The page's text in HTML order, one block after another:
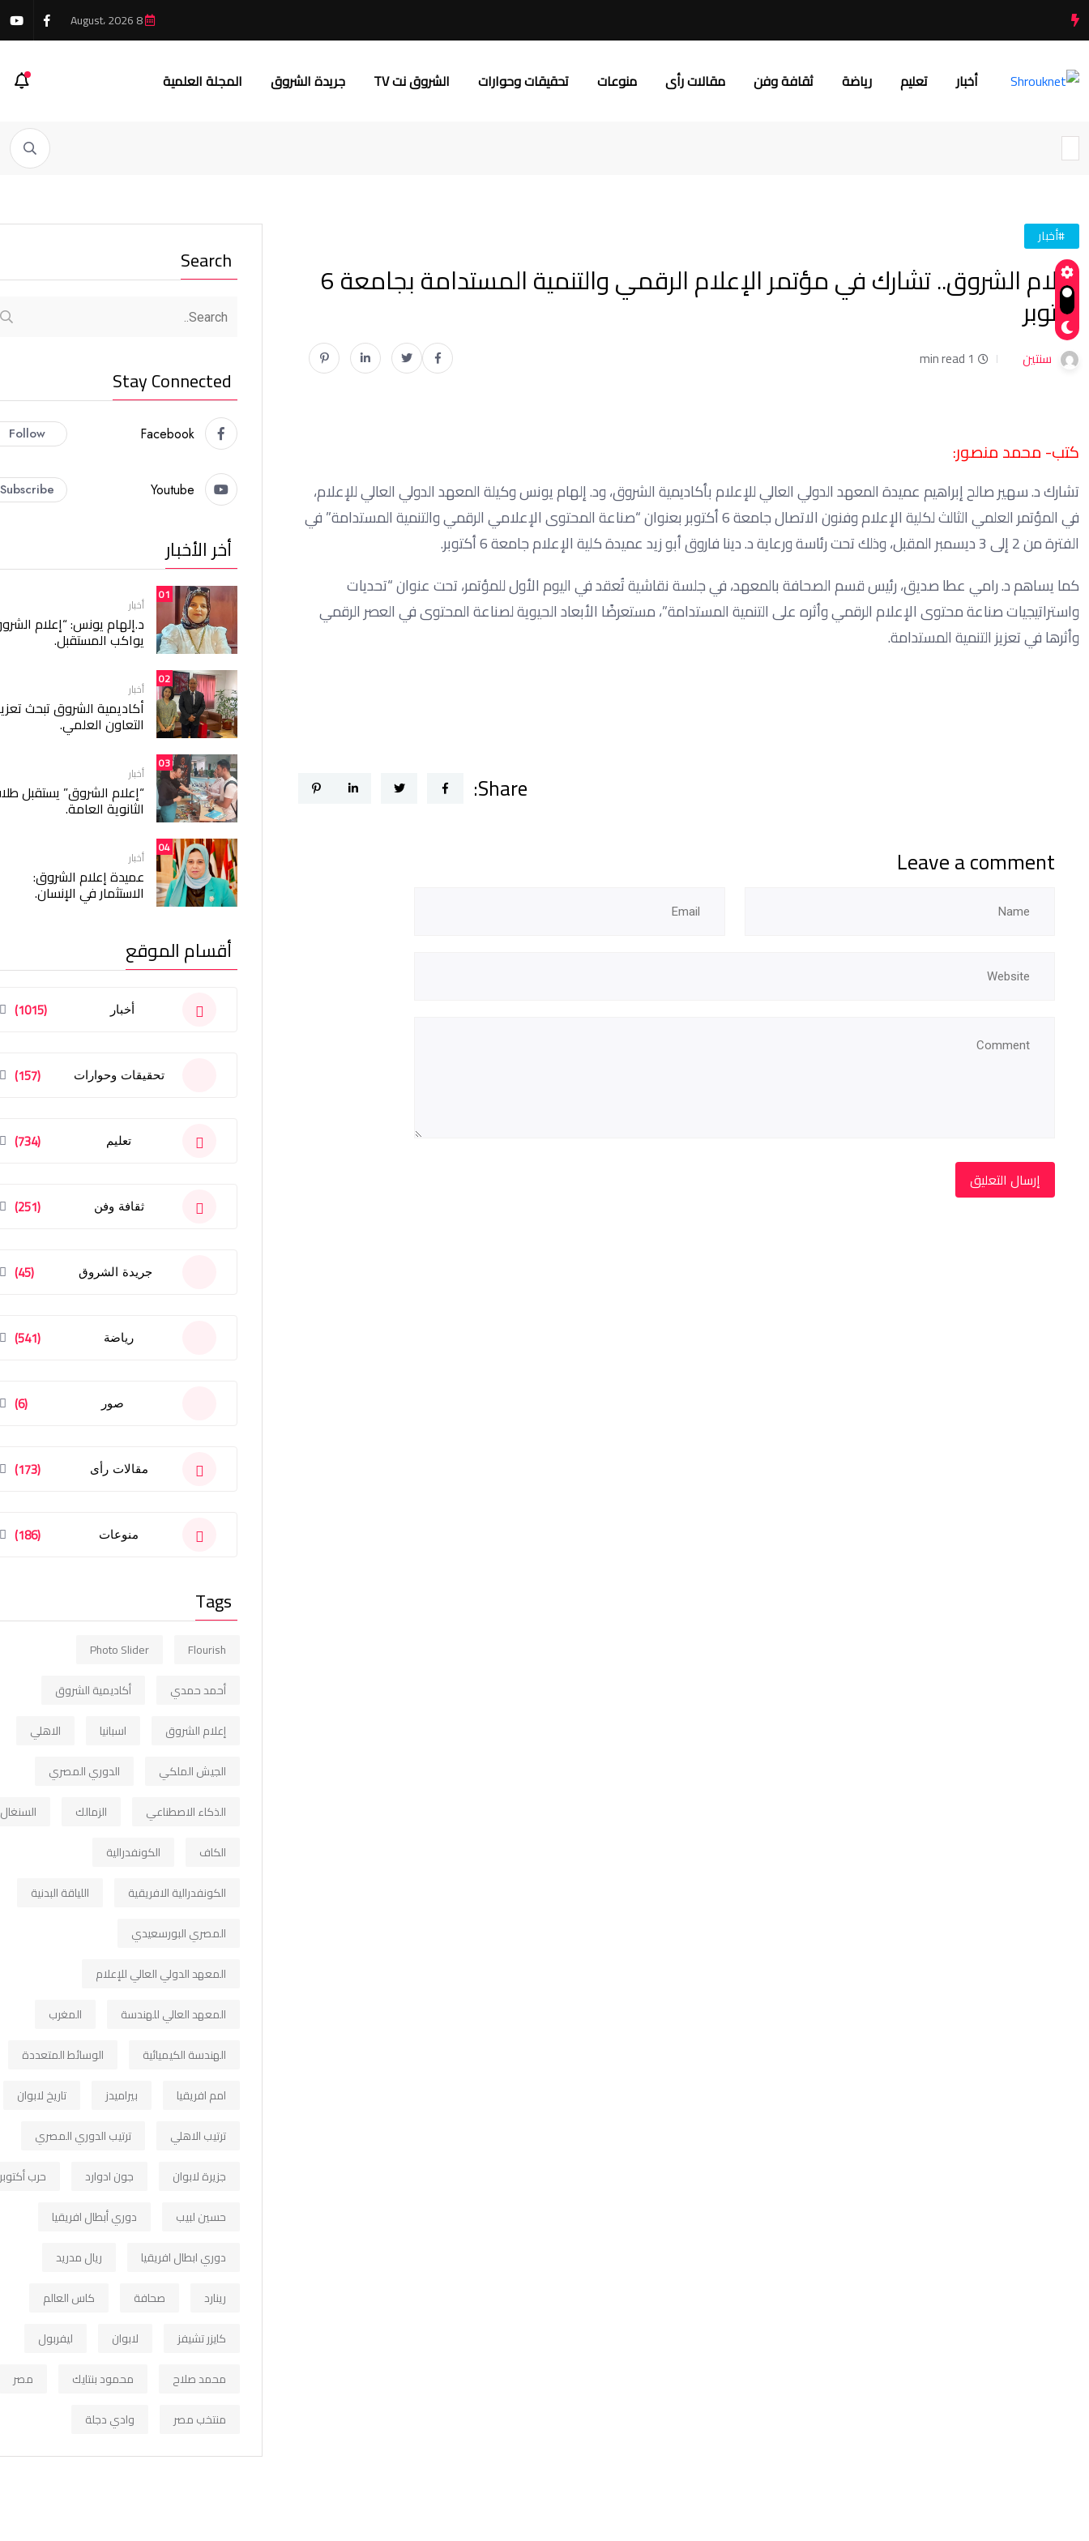
أخبار تعليم رياضة ثقافة وفن مقالات رأى منوعات تحقيقات وحوارات الشروق نت TV جريدة الشروق المجلة العلمية
#أخبار
إعلام الشروق.. تشارك في مؤتمر الإعلام الرقمي والتنمية المستدامة بجامعة 6
أكتوبر
سنتين 1 min read
كتب- محمد منصور:
تشارك د. سهير صالح إبراهيم عميدة المعهد الدولي العالي للإعلام بأكاديمية الشروق، ود. إلهام يونس وكيلة المعهد الدولي العالي للإعلام،
في المؤتمر العلمي الثالث لكلية الإعلام وفنون الاتصال جامعة 6 أكتوبر بعنوان “صناعة المحتوى الإعلامي الرقمي والتنمية المستدامة” في
الفترة من 2 إلى 3 ديسمبر المقبل، وذلك تحت رئاسة ورعاية د. دينا فاروق أبو زيد عميدة كلية الإعلام جامعة 6 أكتوبر.
كما يساهم د. رامي عطا صديق، رئيس قسم الصحافة بالمعهد، في جلسة نقاشية تُعقد في اليوم الأول للمؤتمر، تحت عنوان “تحديات
واستراتيجيات صناعة محتوى الإعلام الرقمي وأثره على التنمية المستدامة”، مستعرضًا الأبعاد الحيوية لصناعة المحتوى في العصر الرقمي
وأثرها في تعزيز التنمية المستدامة.
Share:
Leave a comment
Search
Stay Connected
Facebook
Follow
Youtube
Subscribe
أخر الأخبار
01
أخبار
د.إلهام يونس: “إعلام
يواكب المستقبل.
02
أخبار
أكاديمية الشروق تبحث
التعاون العلمي.
03
أخبار
“إعلام الشروق” يستقبل
الثانوية العامة.
04
أخبار
عميدة إعلام الشروق:
الاستثمار في الإنسان.
أقسام الموقع
أخبار (1015)
تحقيقات وحوارات (157)
تعليم (734)
ثقافة وفن (251)
جريدة الشروق (45)
رياضة (541)
صور (6)
مقالات رأى (173)
منوعات (186)
Tags
Flourish
Photo Slider
أحمد حمدي
أكاديمية الشروق
إعلام الشروق
اسبانيا
الاهلي
الجيش الملكي
الدوري المصري
الذكاء الاصطناعي
الزمالك
السنغال
الكاف
الكونفدرالية
الكونفدرالية الافريقية
اللياقة البدنية
المصري البورسعيدي
المعهد الدولي العالي للإعلام
المعهد العالي للهندسة
المغرب
الهندسة الكيميائية
الوسائط المتعددة
امم افريقيا
بيراميدز
تاريخ لابوان
ترتيب الاهلي
ترتيب الدوري المصري
جزيرة لابوان
جون ادوارد
حرب أكتوبر
حسين لبيب
دوري أبطال افريقيا
دوري ابطال افريقيا
ريال مدريد
رينارد
صحافة
كاس العالم
كايزر تشيفز
لابوان
ليفربول
محمد صلاح
محمود بنتايك
مصر
منتخب مصر
وادي دجلة